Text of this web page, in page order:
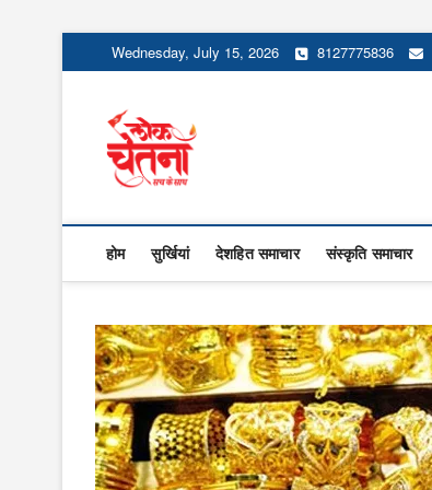
to
Wednesday, July 15, 2026 8127775836
होम सुर्खियां देशहित समाचार संस्कृति समाचार